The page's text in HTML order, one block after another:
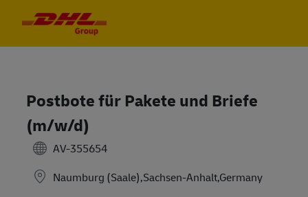
Postbote für Pakete und Briefe
(m/w/d)
AV-355654
Naumburg (Saale),Sachsen-Anhalt,Germany